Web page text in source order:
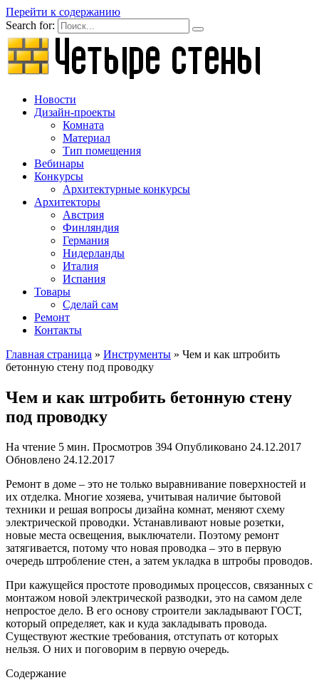
Перейти к содержанию
Search for:
Новости
Дизайн-проекты
Комната
Материал
Тип помещения
Вебинары
Конкурсы
Архитектурные конкурсы
Архитекторы
Австрия
Финляндия
Германия
Нидерланды
Италия
Испания
Товары
Сделай сам
Ремонт
Контакты
Главная страница » Инструменты » Чем и как штробить
бетонную стену под проводку
Чем и как штробить бетонную стену
под проводку
На чтение 5 мин. Просмотров 394 Опубликовано 24.12.2017
Обновлено 24.12.2017
Ремонт в доме – это не только выравнивание поверхностей и
их отделка. Многие хозяева, учитывая наличие бытовой
техники и решая вопросы дизайна комнат, меняют схему
электрической проводки. Устанавливают новые розетки,
новые места освещения, выключатели. Поэтому ремонт
затягивается, потому что новая проводка – это в первую
очередь штробление стен, а затем укладка в штробы проводов.
При кажущейся простоте проводимых процессов, связанных с
монтажом новой электрической разводки, это на самом деле
непростое дело. В его основу строители закладывают ГОСТ,
который определяет, как и куда закладывать провода.
Существуют жесткие требования, отступать от которых
нельзя. О них и поговорим в первую очередь.
Содержание